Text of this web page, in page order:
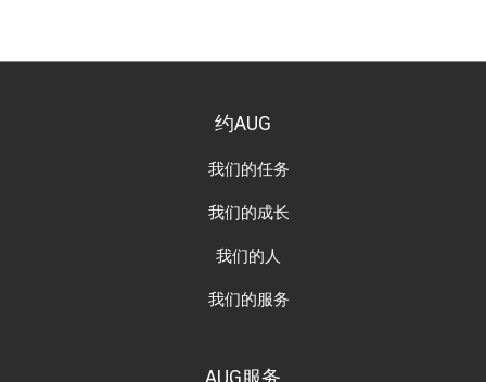
约AUG
我们的任务
我们的成长
我们的人
我们的服务
AUG服务